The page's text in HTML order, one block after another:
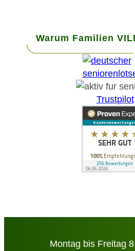
Warum Familien
Trustpilot
Montag bis Freitag